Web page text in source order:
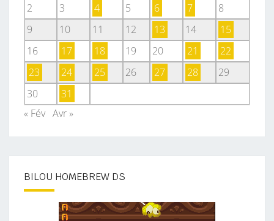
2
3 4 5 6 7
8
9
10 11 12 13 14
15
16
17 18 19 20 21
22
23
24 25 26 27 28
29
30
31
« Fév Avr »
BILOU HOMEBREW DS